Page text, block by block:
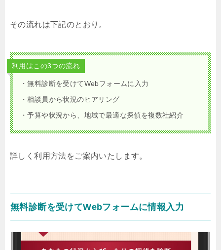
その流れは下記のとおり。
利用はこの3つの流れ
・無料診断を受けてWebフォームに入力
・相談員から状況のヒアリング
・予算や状況から、地域で最適な探偵を複数社紹介
詳しく利用方法をご案内いたします。
無料診断を受けてWebフォームに情報入力